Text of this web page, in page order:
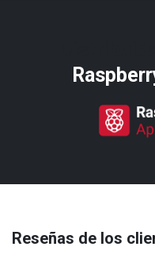
Reseñas de los